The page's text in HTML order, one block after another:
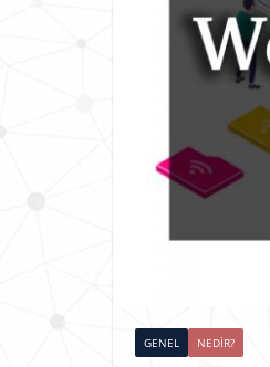
GENEL NEDIR?